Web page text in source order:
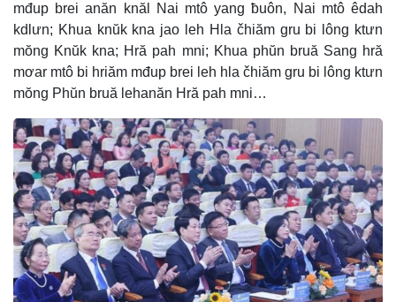
mđup brei anăn knăl Nai mtô yang ƀuôn, Nai mtô êdah
kdlưn; Khua knŭk kna jao leh Hla čhiăm gru bi lông ktưn
mŏng Knŭk kna; Hră pah mni; Khua phŭn bruă Sang hră
mơar mtô bi hriăm mđup brei leh hla čhiăm gru bi lông ktưn
mŏng Phŭn bruă lehanăn Hră pah mni…